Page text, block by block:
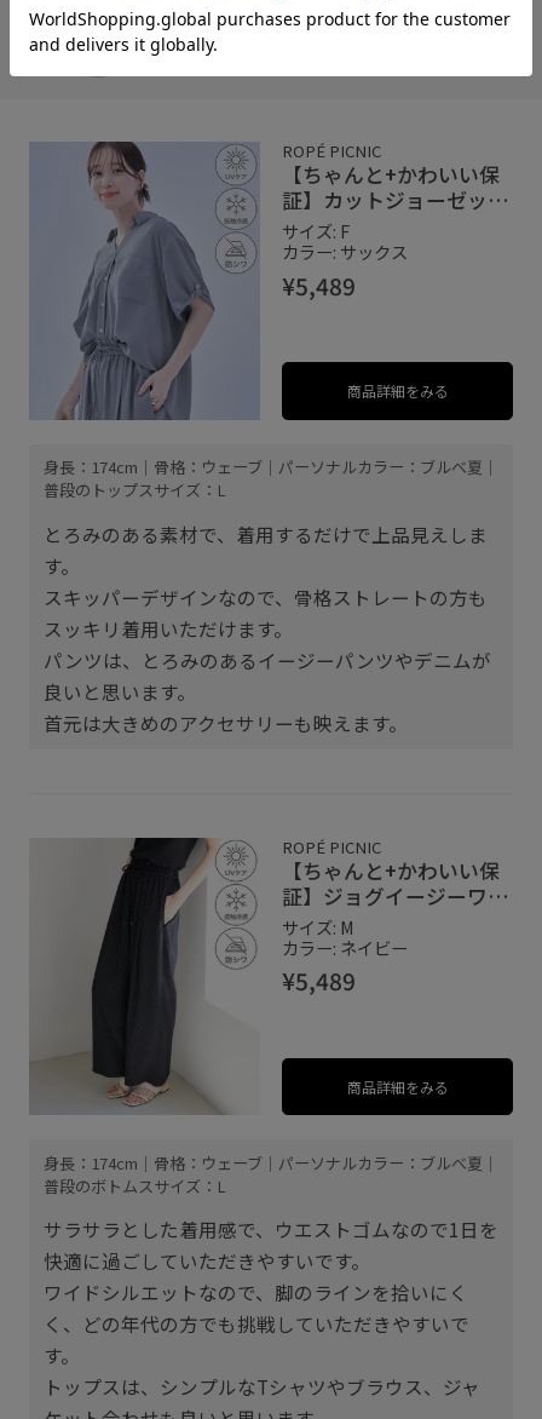
骨格： ウェーブ
パーソナルカラー： ブルべ夏
ROPÉ PICNIC
【ちゃんと+かわいい保
証】カットジョーゼット
スキッパーブラウス/UV
ケア・接触冷感・防シワ
サイズ: F
カラー: サックス
¥5,489
商品詳細をみる
身長：174cm｜骨格：ウェーブ｜パーソナルカラー：ブルべ夏｜
普段のトップスサイズ：L
とろみのある素材で、着用するだけで上品見えしま
す。
スキッパーデザインなので、骨格ストレートの方も
スッキリ着用いただけます。
パンツは、とろみのあるイージーパンツやデニムが
良いと思います。
首元は大きめのアクセサリーも映えます。
ROPÉ PICNIC
【ちゃんと+かわいい保
証】ジョグイージーワイ
ドパンツ/UVケア・防シ
ワ・セットアップ対応
サイズ: M
カラー: ネイビー
¥5,489
商品詳細をみる
身長：174cm｜骨格：ウェーブ｜パーソナルカラー：ブルべ夏｜
普段のボトムスサイズ：L
サラサラとした着用感で、ウエストゴムなので1日を
快適に過ごしていただきやすいです。
ワイドシルエットなので、脚のラインを拾いにく
く、どの年代の方でも挑戦していただきやすいで
す。
トップスは、シンプルなTシャツやブラウス、ジャ